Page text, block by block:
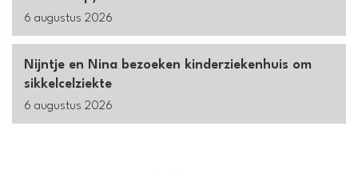
6 augustus 2026
Nijntje en Nina bezoeken kinderziekenhuis om
sikkelcelziekte
6 augustus 2026